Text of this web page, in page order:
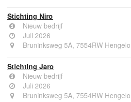
Stichting Niro
Nieuw bedrijf
Juli 2026
Bruninksweg 5A, 7554RW Hengelo
Stichting Jaro
Nieuw bedrijf
Juli 2026
Bruninksweg 5A, 7554RW Hengelo